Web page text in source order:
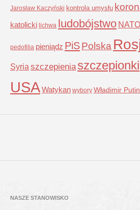
Jarosław Kaczyński kontrola umysłu
katolicki lichwa ludobójstwo NATO
pedofilia pieniądz PiSPolska
Syria szczepienia szczepionki
USAWatykan wybory Władimir Putin
NASZE STANOWISKO